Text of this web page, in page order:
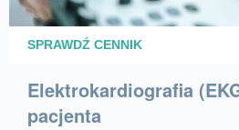
SPRAWDŹ CENNIK
Elektrokardiografia
pacjenta